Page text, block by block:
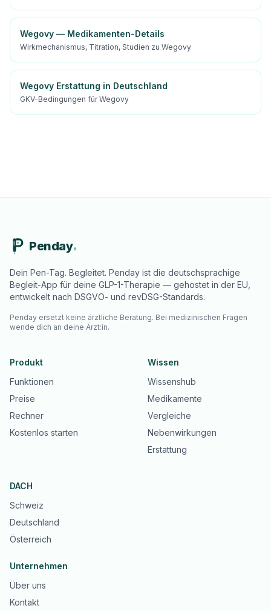
Wegovy — Medikamenten-Details
Wirkmechanismus, Titration, Studien zu Wegovy
Wegovy Erstattung in Deutschland
GKV-Bedingungen für Wegovy
Penday
Dein Pen-Tag. Begleitet. Penday ist die deutschsprachige
Begleit-App für deine GLP-1-Therapie — gehostet in der EU,
entwickelt nach DSGVO- und revDSG-Standards.
Penday ersetzt keine ärztliche Beratung. Bei medizinischen Fragen
wende dich an deine Ärzt:in.
Produkt
Funktionen
Preise
Rechner
Kostenlos starten
Wissen
Wissenshub
Medikamente
Vergleiche
Nebenwirkungen
Erstattung
DACH
Schweiz
Deutschland
Österreich
Unternehmen
Über uns
Kontakt